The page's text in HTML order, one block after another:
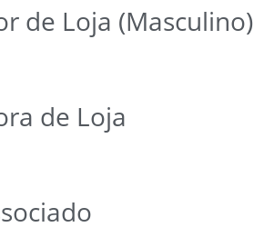
de Loja (Masculino)
de Loja